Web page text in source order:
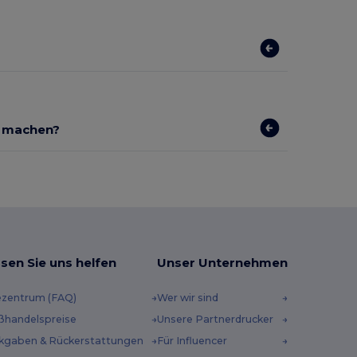
Sie uns helfen
(FAQ)
& Rückerstattungen
Unser Unternehmen
Wer wir sind
Unsere Partnerdrucker
Für Influencer